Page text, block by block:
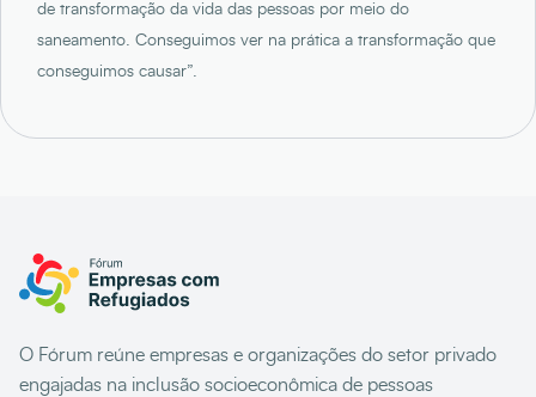
de transformação da vida das pessoas por meio do
saneamento. Conseguimos ver na prática a transformação que
conseguimos causar”.
O Fórum reúne empresas e organizações do setor privado
engajadas na inclusão socioeconômica de pessoas